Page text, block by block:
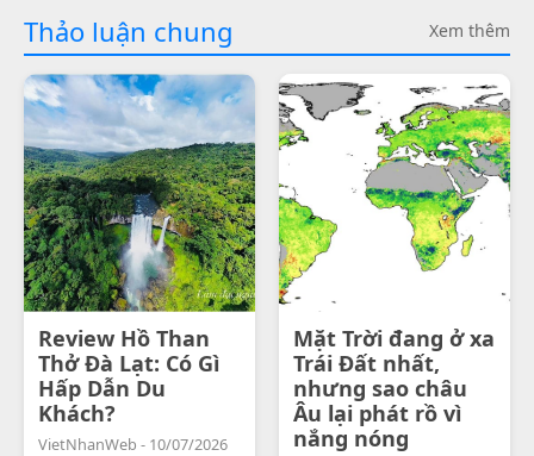
Thảo luận chung Xem thêm
Review Hồ Than
Thở Đà Lạt: Có Gì
Hấp Dẫn Du
Khách?
VietNhanWeb - 10/07/2026
Mặt Trời đang ở xa
Trái Đất nhất,
nhưng sao châu
Âu lại phát rồ vì
nắng nóng